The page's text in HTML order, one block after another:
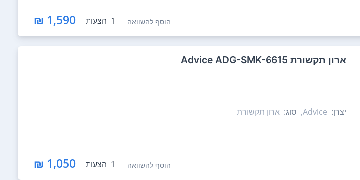
הוסף להשוואה 1 הצעות 1,590 ₪
‏ארון תקשורת Advice ADG-SMK-6615
יצרן: Advice, סוג: ארון תקשורת
הוסף להשוואה 1 הצעות 1,050 ₪